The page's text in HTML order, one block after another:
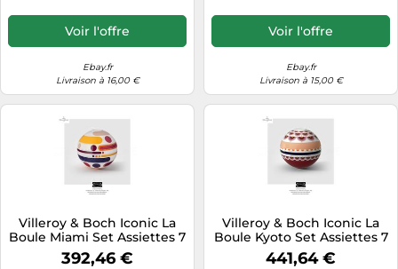
Voir l'offre
Ebay.fr
Livraison à 16,00 €
Voir l'offre
Ebay.fr
Livraison à 15,00 €
Villeroy & Boch Iconic La
Boule Miami Set Assiettes 7
Pièces Noir
392,46 €
Villeroy & Boch Iconic La
Boule Kyoto Set Assiettes 7
Pièces Noir
441,64 €